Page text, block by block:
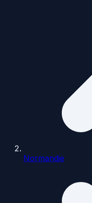
Normandie